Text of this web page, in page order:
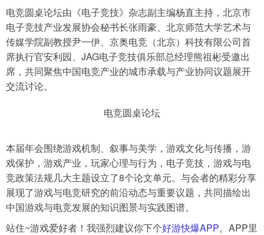
电竞圆桌论坛由《电子竞技》杂志副主编杨直主持，北京市
电子竞技产业发展协会秘书长张雨豪、北京师范大学艺术与
传媒学院副教授尹一伊、京奥电竞（北京）科技有限公司首
席执行官安利园、JAG电子竞技俱乐部总经理熊祖彬受邀出
席，共同聚焦中国电竞产业的城市承载与产业协同议题展开
交流讨论。
电竞圆桌论坛
本届年会围绕游戏机制、叙事与美学，游戏文化与传播，游
戏保护，游戏产业，玩家心理与行为，电子竞技，游戏与电
竞政策法规几大主题设立了8个论文单元。与会者的精彩分享
展现了游戏与电竞研究的前沿动态与重要议题，共同描绘出
中国游戏与电竞发展的知识图景与实践图谱。
站住~游戏爱好者！我强烈建议你下个好游快爆APP。APP里